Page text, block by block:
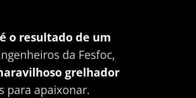
o resultado de um
da Fesfoc,
grelhador
para apaixonar.